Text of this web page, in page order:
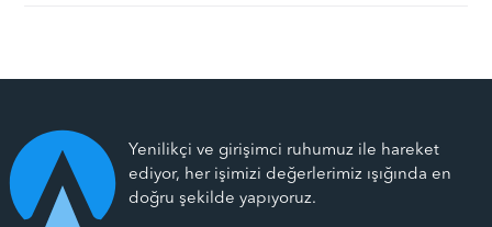
Yenilikçi ve girişimci ruhumuz ile hareket
ediyor, her işimizi değerlerimiz ışığında en
doğru şekilde yapıyoruz.